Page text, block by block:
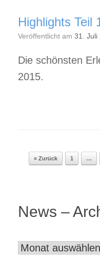
Highlights Teil
Veröffentlicht am 31. Juli
Die schönsten
2015.
« Zurück 1 …
News –
News